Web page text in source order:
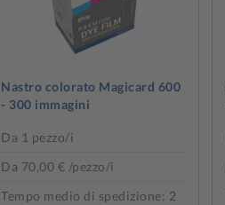
Nastro colorato Magicard 600
- 300 immagini
Da 1 pezzo/i
Da 70,00 € /pezzo/i
Tempo medio di spedizione: 2